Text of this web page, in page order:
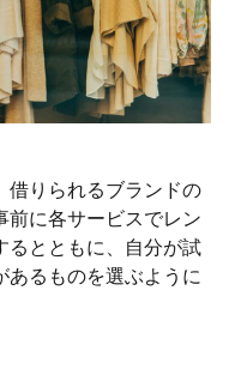
借りられるブランドの
前に各サービスでレン
るとともに、自分が試
あるものを選ぶように